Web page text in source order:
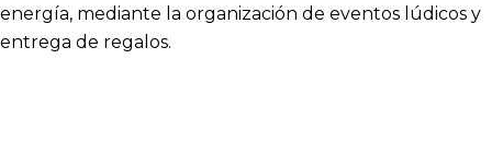
energía, mediante la organización de eventos lúdicos y
entrega de regalos.